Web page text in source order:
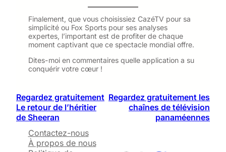
Finalement, que vous choisissiez CazéTV pour sa
simplicité ou Fox Sports pour ses analyses
expertes, l’important est de profiter de chaque
moment captivant que ce spectacle mondial offre.
Dites-moi en commentaires quelle application a su
conquérir votre cœur !
Regardez gratuitement
Le retour de l’héritier
de Sheeran
Regardez gratuitement les
chaînes de télévision
panaméennes
Contactez-nous
À propos de nous